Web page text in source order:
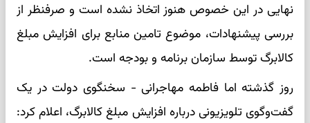
نهایی در این خصوص هنوز اتخاذ نشده است و صرفنظر از
بررسی پیشنهادات، موضوع تامین منابع برای افزایش مبلغ
کالابرگ توسط سازمان برنامه و بودجه است.
روز گذشته اما فاطمه مهاجرانی - سخنگوی دولت در یک
گفت‌وگوی تلویزیونی درباره افزایش مبلغ کالابرگ، اعلام کرد: